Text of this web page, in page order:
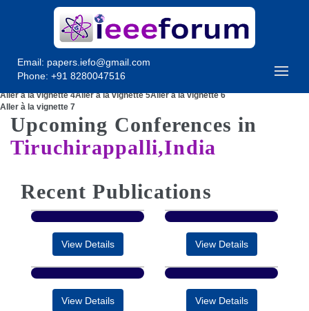
Email: papers.iefo@gmail.com
Phone: +91 8280047516
Aller à la vignette 4Aller à la vignette 5Aller à la vignette 6
Aller à la vignette 7
Upcoming Conferences in
Tiruchirappalli,India
Recent Publications
View Details View Details
View Details View Details